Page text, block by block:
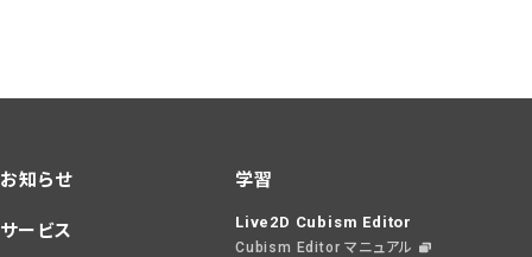
お知らせ
サービス
学習
Live2D Cubism Editor
Cubism Editor マニュアル